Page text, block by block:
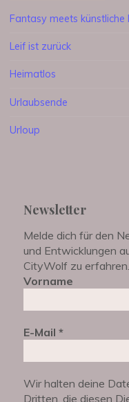
Fantasy meets künstliche
Leif ist zurück
Heimatlos
Urlaubsende
Urloup
Newsletter
Melde dich für den
und Entwicklungen
CityWolf zu erfahren.
Vorname
E-Mail*
Wir halten deine
Dritten, die diesen